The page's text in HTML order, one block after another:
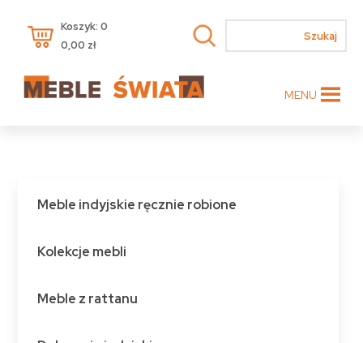
Koszyk: 0
0,00 zł
MENU
Meble indyjskie ręcznie robione
Kolekcje mebli
Meble z rattanu